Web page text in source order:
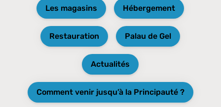
Les magasins Hébergement
Restauration Palau de Gel
Actualités
Comment venir jusqu’à la Principauté ?